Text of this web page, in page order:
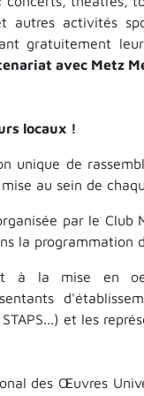
autres activités
gratuitement
avec Metz
locaux !
unique de
au sein de
par le Club
la programmation
à la mise en
et les
des Œuvres